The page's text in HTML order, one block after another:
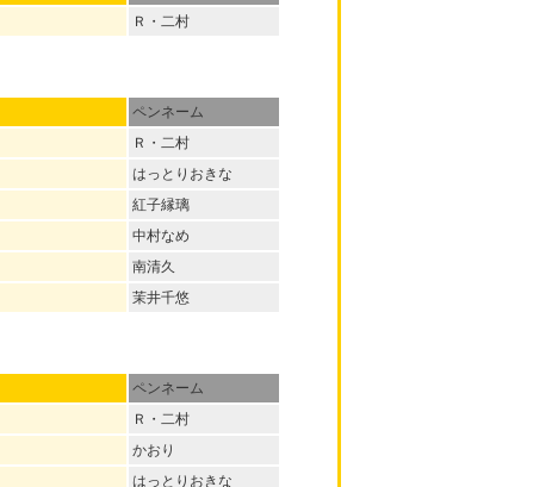
Ｒ・二村
ペンネーム
Ｒ・二村
はっとりおきな
紅子縁璃
中村なめ
南清久
茉井千悠
ペンネーム
Ｒ・二村
かおり
はっとりおきな